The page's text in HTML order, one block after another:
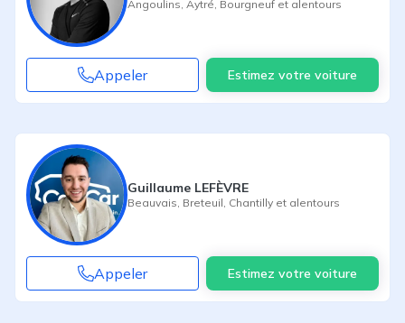
Angoulins Aytré Bourgneuf et alentours
Appeler Estimez votre voiture
Guillaume LEFÈVRE
Beauvais Breteuil Chantilly et alentours
Appeler Estimez votre voiture